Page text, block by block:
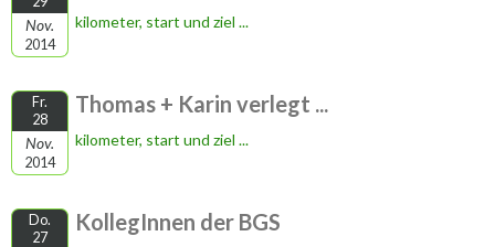
Nov.
2014
kilometer, start und ziel ...
Fr.
28
Nov.
2014
Thomas + Karin verlegt ...
kilometer, start und ziel ...
Do.
27
KollegInnen der BGS